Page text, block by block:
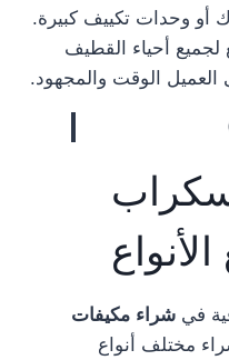
أو وحدات تكييف كبيرة.
أحياء القطيف
العميل الوقت والمجهود.
في شراء مكيفات
مختلف أنواع